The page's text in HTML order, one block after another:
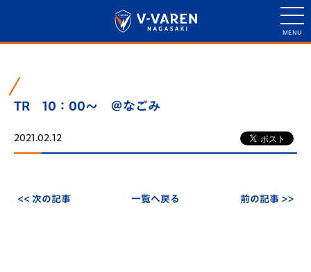
TR 10：00～ ＠なごみ
2021.02.12
<< 次の記事 一覧へ戻る 前の記事 >>